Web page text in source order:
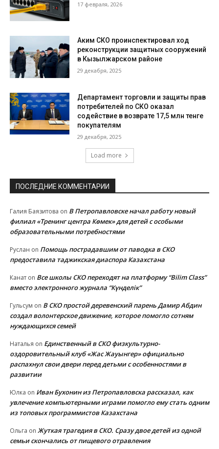
17 февраля, 2026
Аким СКО проинспектировал ход
реконструкции защитных сооружений
в Кызылжарском районе
29 декабря, 2025
Департамент торговли и защиты прав
потребителей по СКО оказал
содействие в возврате 17,5 млн тенге
покупателям
29 декабря, 2025
Load more
ПОСЛЕДНИЕ КОММЕНТАРИИ
Галия Баязитова on В Петропавловске начал работу новый
филиал «Тренинг центра Көмек» для детей с особыми
образовательными потребностями
Руслан on Помощь пострадавшим от паводка в СКО
предоставила таджикская диаспора Казахстана
Канат on Все школы СКО переходят на платформу “Bilim Class”
вместо электронного журнала “Күнделік”
Гульсум on В СКО простой деревенский парень Дамир Абдин
создал волонтерское движение, которое помогло сотням
нуждающихся семей
Наталья on Единственный в СКО физкультурно-
оздоровительный клуб «Жас Жауынгер» официально
распахнул свои двери перед детьми с особенностями в
развитии
Юлка on Иван Бухонин из Петропавловска рассказал, как
увлечение компьютерными играми помогло ему стать одним
из топовых программистов Казахстана
Ольга on Жуткая трагедия в СКО. Сразу двое детей из одной
семьи скончались от пищевого отравления